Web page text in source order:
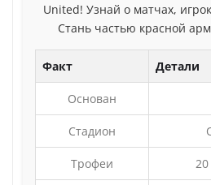
United! Узнай о матчах,
Стань частью красной
Факт Детали
Основан
Стадион
Трофеи